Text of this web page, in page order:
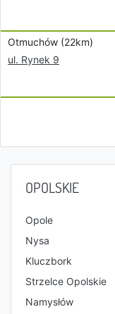
Otmuchów (22km)
ul. Rynek 9
OPOLSKIE
Opole
Nysa
Kluczbork
Strzelce Opolskie
Namysłów